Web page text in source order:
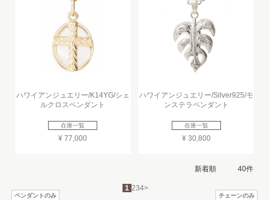
ハワイアンジュエリー/K14YG/シェ
ルクロスペンダント
在庫一覧
¥ 77,000
ハワイアンジュエリー/Silver925/モ
ンステラペンダント
在庫一覧
¥ 30,800
1 234>
ペンダントのみ チェーンのみ